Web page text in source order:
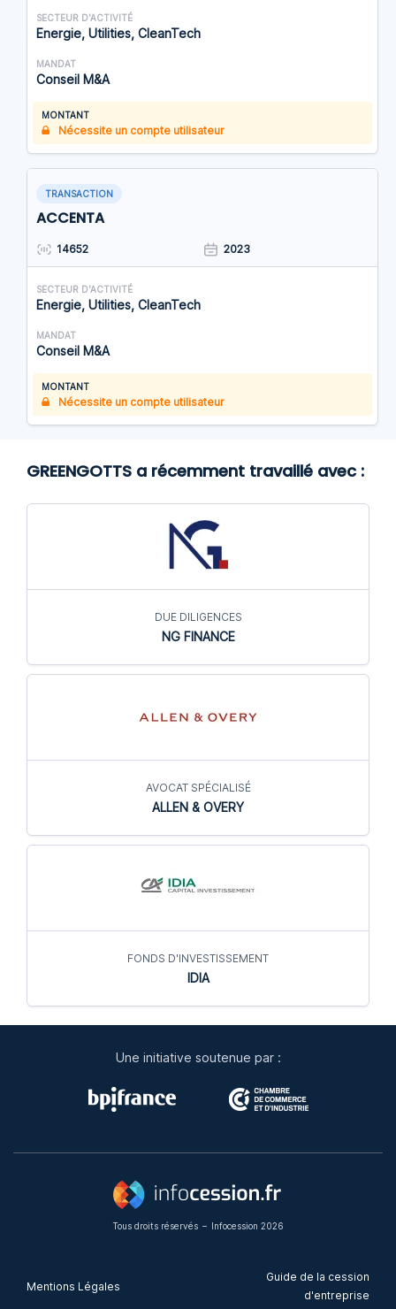
SECTEUR D'ACTIVITÉ
Energie, Utilities, CleanTech
MANDAT
Conseil M&A
MONTANT
Nécessite un compte utilisateur
TRANSACTION
ACCENTA
14652 2023
SECTEUR D'ACTIVITÉ
Energie, Utilities, CleanTech
MANDAT
Conseil M&A
MONTANT
Nécessite un compte utilisateur
GREENGOTTS a récemment travaillé avec :
DUE DILIGENCES
NG FINANCE
AVOCAT SPÉCIALISÉ
ALLEN & OVERY
FONDS D'INVESTISSEMENT
IDIA
Une initiative soutenue par :
Mentions Légales
Guide de la cession
d'entreprise
Tous droits réservés – Infocession 2026